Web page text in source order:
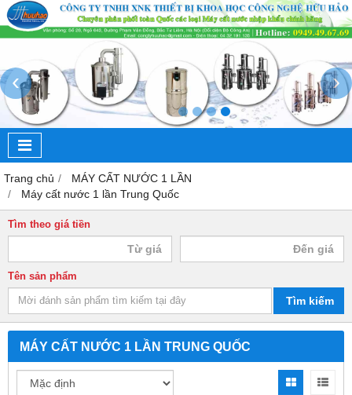
‹ ›
Trang chủ
MÁY CẤT NƯỚC 1 LẦN
Máy cất nước 1 lần Trung Quốc
Tìm theo giá tiền
Tên sản phẩm
Tìm kiếm
MÁY CẤT NƯỚC 1 LẦN TRUNG QUỐC